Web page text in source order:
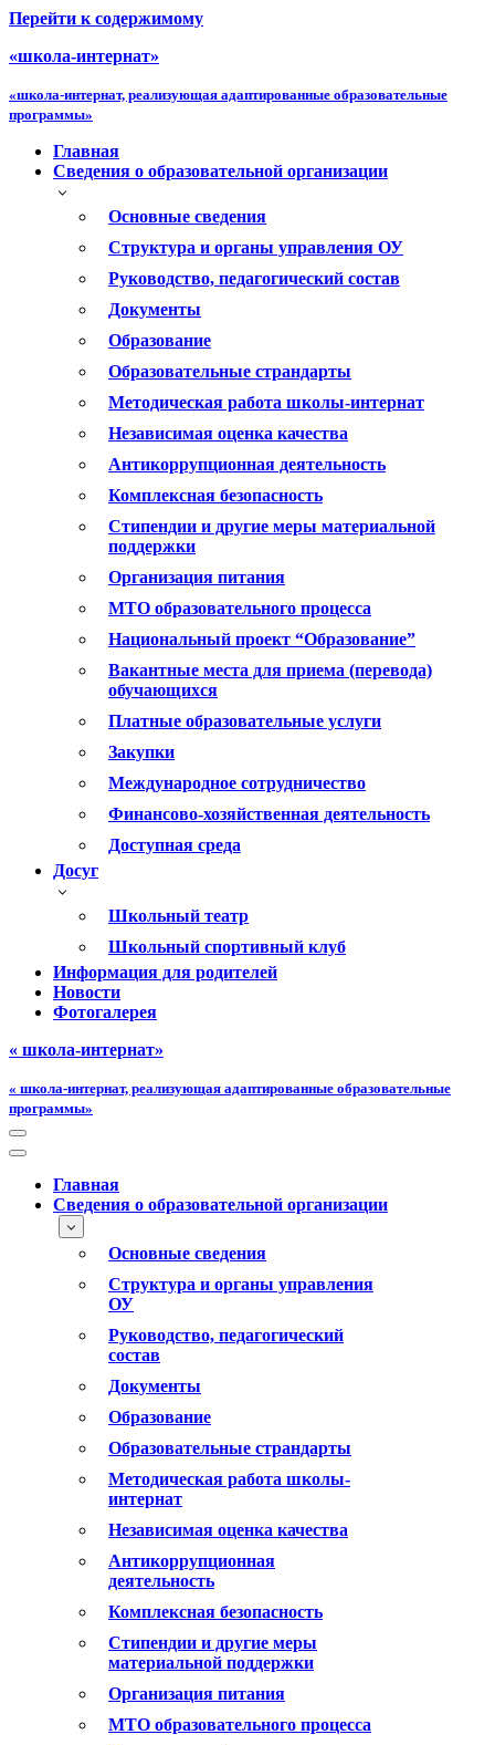
Перейти к содержимому
«школа-интернат»
«школа-интернат, реализующая адаптированные образовательные
программы»
Главная
Сведения о образовательной организации
Основные сведения
Структура и органы управления ОУ
Руководство, педагогический состав
Документы
Образование
Образовательные страндарты
Методическая работа школы-интернат
Независимая оценка качества
Антикоррупционная деятельность
Комплексная безопасность
Стипендии и другие меры материальной
поддержки
Организация питания
МТО образовательного процесса
Национальный проект “Образование”
Вакантные места для приема (перевода)
обучающихся
Платные образовательные услуги
Закупки
Международное сотрудничество
Финансово-хозяйственная деятельность
Доступная среда
Досуг
Школьный театр
Школьный спортивный клуб
Информация для родителей
Новости
Фотогалерея
« школа-интернат»
« школа-интернат, реализующая адаптированные образовательные
программы»
Меню
навигации
Меню
навигацииГлавная
Сведения о образовательной организации
Основные сведения
Структура и органы управления
ОУ
Руководство, педагогический
состав
Документы
Образование
Образовательные страндарты
Методическая работа школы-
интернат
Независимая оценка качества
Антикоррупционная
деятельность
Комплексная безопасность
Стипендии и другие меры
материальной поддержки
Организация питания
МТО образовательного процесса